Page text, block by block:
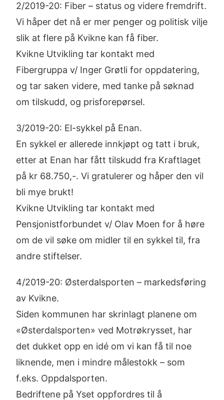
2/2019-20: Fiber – status og videre fremdrift.
Vi håper det nå er mer penger og politisk vilje
slik at flere på Kvikne kan få fiber.
Kvikne Utvikling tar kontakt med
Fibergruppa v/ Inger Grøtli for oppdatering,
og tar saken videre, med tanke på søknad
om tilskudd, og prisforepørsel.
3/2019-20: El-sykkel på Enan.
En sykkel er allerede innkjøpt og tatt i bruk,
etter at Enan har fått tilskudd fra Kraftlaget
på kr 68.750,-. Vi gratulerer og håper den vil
bli mye brukt!
Kvikne Utvikling tar kontakt med
Pensjonistforbundet v/ Olav Moen for å høre
om de vil søke om midler til en sykkel til, fra
andre stiftelser.
4/2019-20: Østerdalsporten – markedsføring
av Kvikne.
Siden kommunen har skrinlagt planene om
«Østerdalsporten» ved Motrøkrysset, har
det dukket opp en idé om vi kan få til noe
liknende, men i mindre målestokk – som
f.eks. Oppdalsporten.
Bedriftene på Yset oppfordres til å